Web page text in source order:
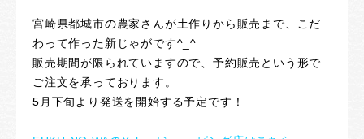
宮崎県都城市の農家さんが土作りから販売まで、こだ
わって作った新じゃがです^_^
販売期間が限られていますので、予約販売という形で
ご注文を承っております。
5 月下旬より発送を開始する予定です！